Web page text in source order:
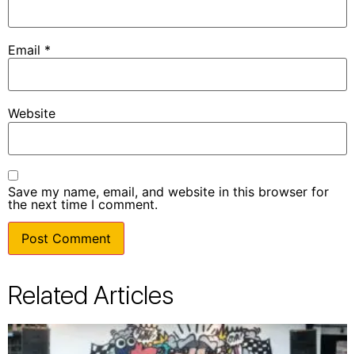
Email *
Website
Save my name, email, and website in this browser for
the next time I comment.
Related Articles